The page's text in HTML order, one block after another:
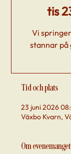
tis
Vi
stannar på
Tid och plats
23 juni 2026
Växbo Kvarn,
Om evenemanget